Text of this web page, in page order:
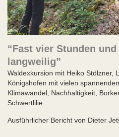
“Fast vier Stunden
langweilig”
Waldexkursion mit Heiko Stölzner,
Königshofen mit vielen
Klimawandel, Nachhaltigkeit,
Schwertlilie.
Ausführlicher Bericht von Dieter